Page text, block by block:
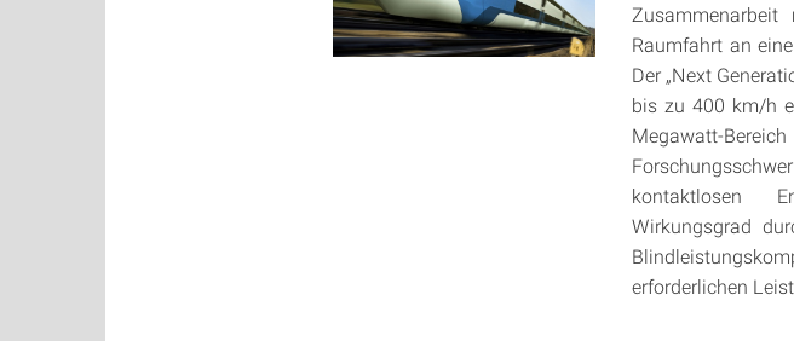
Raumfahrt an
Der „Next
bis zu 400 km/h
Megawatt-
kontaktlosen
Wirkungsgrad
erforderlichen